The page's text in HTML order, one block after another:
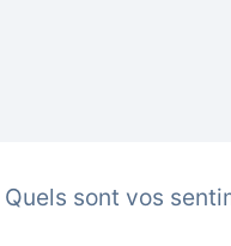
Quels sont vos